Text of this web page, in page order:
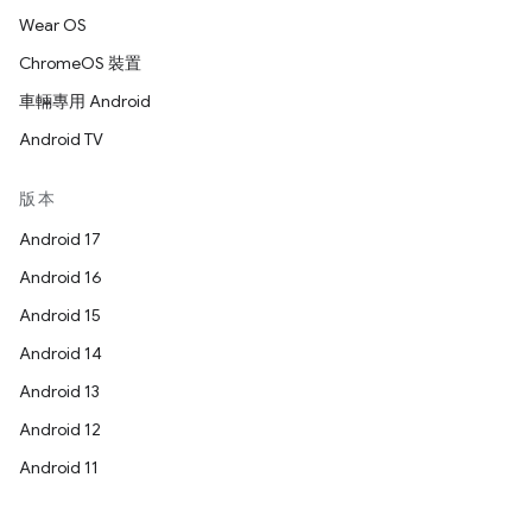
Wear OS
ChromeOS 裝置
車輛專用 Android
Android TV
版本
Android 17
Android 16
Android 15
Android 14
Android 13
Android 12
Android 11